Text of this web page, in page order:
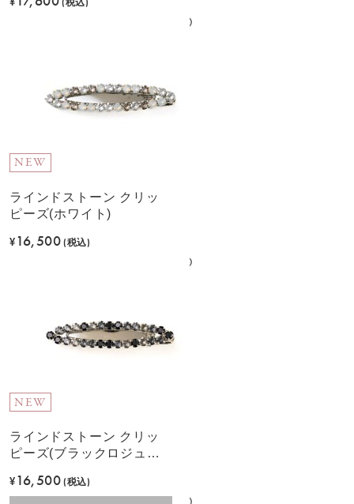
NEW
ラインドストーン クリッ
ピーズ(ホワイト)
¥ 16,500(税込)
NEW
ラインドストーン クリッ
ピーズ(ブラックロジュー
¥ 16,500(税込)